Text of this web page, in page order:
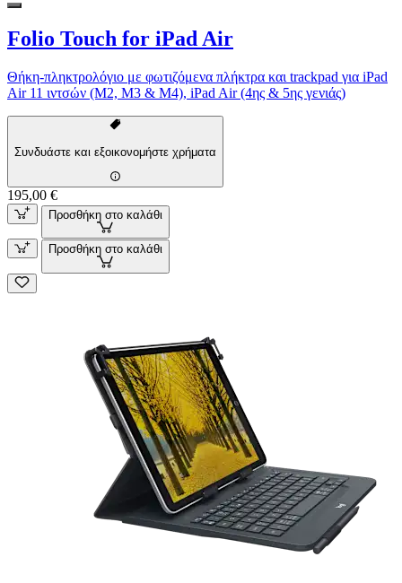
Folio Touch for iPad Air
Θήκη-πληκτρολόγιο με φωτιζόμενα πλήκτρα και trackpad για iPad
Air 11 ιντσών (M2, M3 & M4), iPad Air (4ης & 5ης γενιάς)
Συνδυάστε και εξοικονομήστε χρήματα
195,00 €
Προσθήκη στο καλάθι
Προσθήκη στο καλάθι